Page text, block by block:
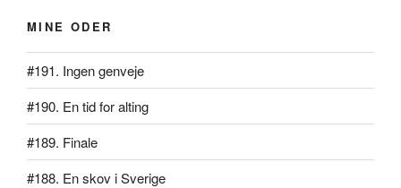
MINE ODER
#191. Ingen genveje
#190. En tid for alting
#189. Finale
#188. En skov i Sverige